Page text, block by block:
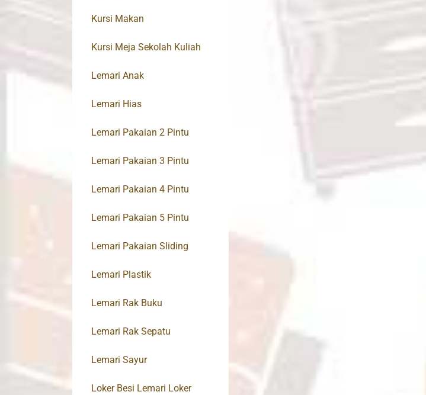
Kursi Makan
Kursi Meja Sekolah Kuliah
Lemari Anak
Lemari Hias
Lemari Pakaian 2 Pintu
Lemari Pakaian 3 Pintu
Lemari Pakaian 4 Pintu
Lemari Pakaian 5 Pintu
Lemari Pakaian Sliding
Lemari Plastik
Lemari Rak Buku
Lemari Rak Sepatu
Lemari Sayur
Loker Besi Lemari Loker